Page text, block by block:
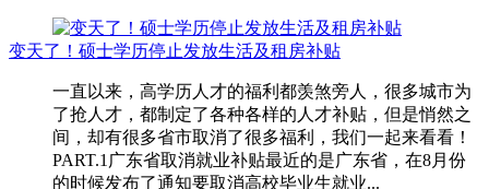
变天了！硕士学历停止发放生活及租房补贴
一直以来，高学历人才的福利都羡煞旁人，很多城市为
了抢人才，都制定了各种各样的人才补贴，但是悄然之
间，却有很多省市取消了很多福利，我们一起来看看！
PART.1广东省取消就业补贴最近的是广东省，在8月份
的时候发布了通知要取消高校毕业生就业...